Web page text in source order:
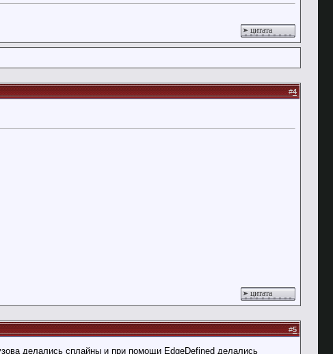
цитата
#4
цитата
#5
делались сплайны и при помощи EdgeDefined делались